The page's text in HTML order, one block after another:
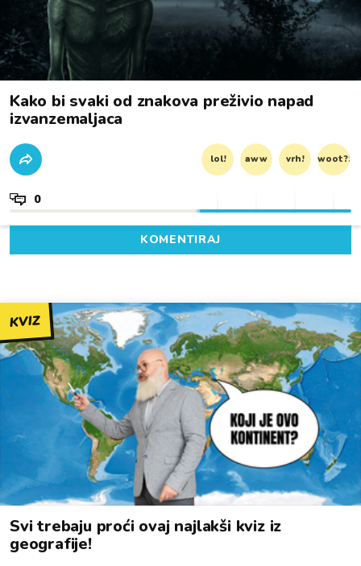
Kako bi svaki od znakova preživio napad
izvanzemaljaca
lol! aww vrh! woot?!
0
KOMENTIRAJ
KVIZ
Svi trebaju proći ovaj najlakši kviz iz
geografije!